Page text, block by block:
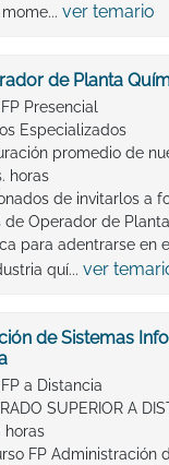
ver temario
de Planta
Presencial
Especializados
promedio de
horas
de invitarlos a
de Operador de
para adentrarse en
quí... ver
de Sistemas
a Distancia
SUPERIOR A
horas
FP Administración